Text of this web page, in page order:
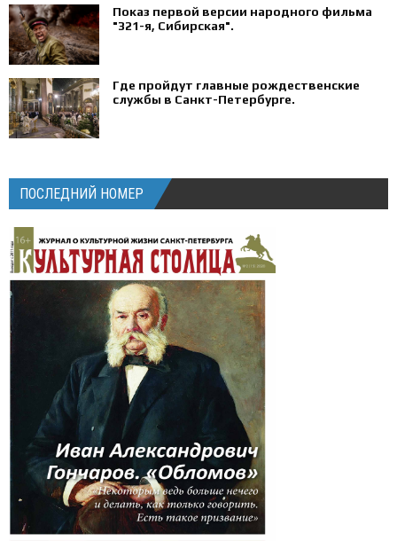
Показ первой версии народного фильма
"321-я, Сибирская".
Где пройдут главные рождественские
службы в Санкт-Петербурге.
ПОСЛЕДНИЙ НОМЕР